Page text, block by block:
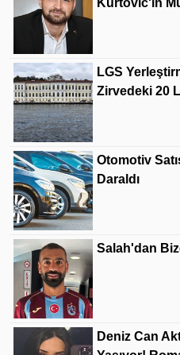
Kurtovic'in
LGS
Zirvedeki 20
Otomotiv
Daraldı
Salah'dan
Deniz Can